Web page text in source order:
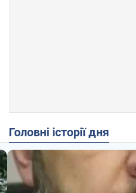
Головні історії дня